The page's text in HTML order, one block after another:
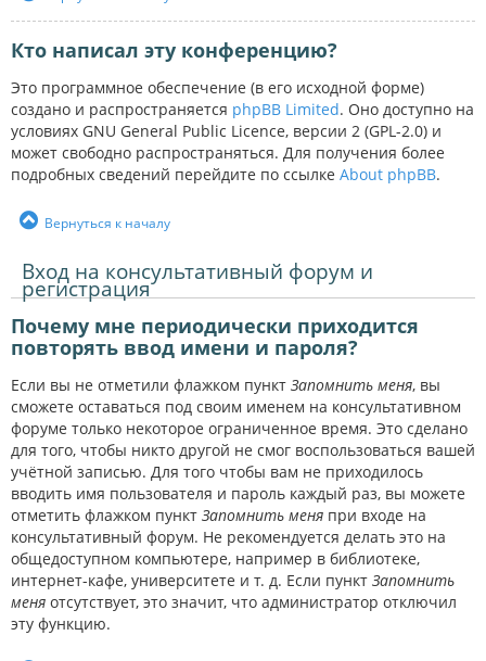
Кто написал эту конференцию?
Это программное обеспечение (в его исходной форме)
создано и распространяется phpBB Limited. Оно доступно на
условиях GNU General Public Licence, версии 2 (GPL-2.0) и
может свободно распространяться. Для получения более
подробных сведений перейдите по ссылке About phpBB.
Вернуться к началу
Вход на консультативный форум и
регистрация
Почему мне периодически приходится
повторять ввод имени и пароля?
Если вы не отметили флажком пункт Запомнить меня, вы
сможете оставаться под своим именем на консультативном
форуме только некоторое ограниченное время. Это сделано
для того, чтобы никто другой не смог воспользоваться вашей
учётной записью. Для того чтобы вам не приходилось
вводить имя пользователя и пароль каждый раз, вы можете
отметить флажком пункт Запомнить меня при входе на
консультативный форум. Не рекомендуется делать это на
общедоступном компьютере, например в библиотеке,
интернет-кафе, университете и т. д. Если пункт Запомнить
меня отсутствует, это значит, что администратор отключил
эту функцию.